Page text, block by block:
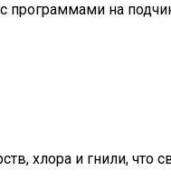
программами на
хлора и гнили, что